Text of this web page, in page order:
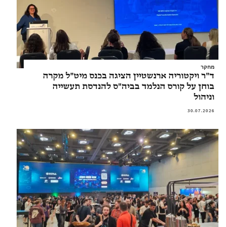
מחקר
ד"ר ויקטוריה ארנשטיין הציגה בכנס מיט"ל מקרה
בוחן על קורס הנלמד בביה"ס להנדסת תעשייה
וניהול
30.07.2026